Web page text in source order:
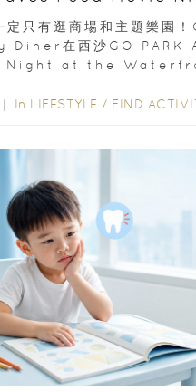
場
定只有逛商場和主題樂園
Diner在西沙GO PARK
Night at the
In LIFESTYLE / FIND